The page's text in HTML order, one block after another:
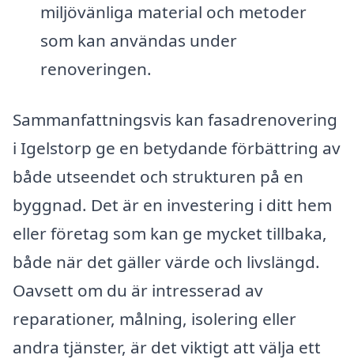
miljövänliga material och metoder
som kan användas under
renoveringen.
Sammanfattningsvis kan fasadrenovering
i Igelstorp ge en betydande förbättring av
både utseendet och strukturen på en
byggnad. Det är en investering i ditt hem
eller företag som kan ge mycket tillbaka,
både när det gäller värde och livslängd.
Oavsett om du är intresserad av
reparationer, målning, isolering eller
andra tjänster, är det viktigt att välja ett